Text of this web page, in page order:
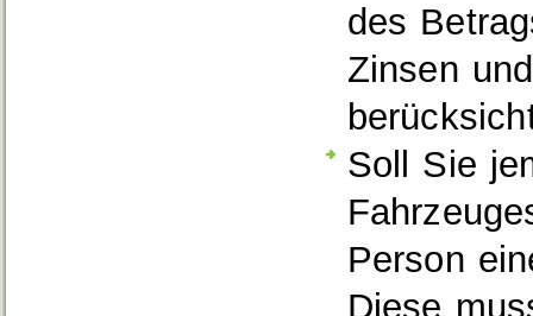
des
Zinsen
be
Soll Sie
Person
Diese